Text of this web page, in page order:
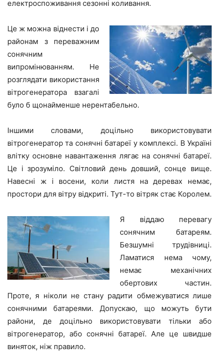
електроспоживання сезонні коливання.
Це ж можна віднести і до
районам з переважним
сонячним
випромінюванням. Не
розглядати використання
вітрогенератора взагалі
було б щонайменше нерентабельно.
Іншими словами, доцільно використовувати
вітрогенератор та сонячні батареї у комплексі. В Україні
влітку основне навантаження лягає на сонячні батареї.
Це і зрозуміло. Світловий день довший, сонце вище.
Навесні ж і восени, коли листя на деревах немає,
простори для вітру відкриті. Тут-то вітряк стає Королем.
Я віддаю перевагу
сонячним батареям.
Безшумні трудівниці.
Ламатися нема чому,
немає механічних
обертових частин.
Проте, я ніколи не стану радити обмежуватися лише
сонячними батареями. Допускаю, що можуть бути
райони, де доцільно використовувати тільки або
вітрогенератор, або сонячні батареї. Але це швидше
виняток, ніж правило.